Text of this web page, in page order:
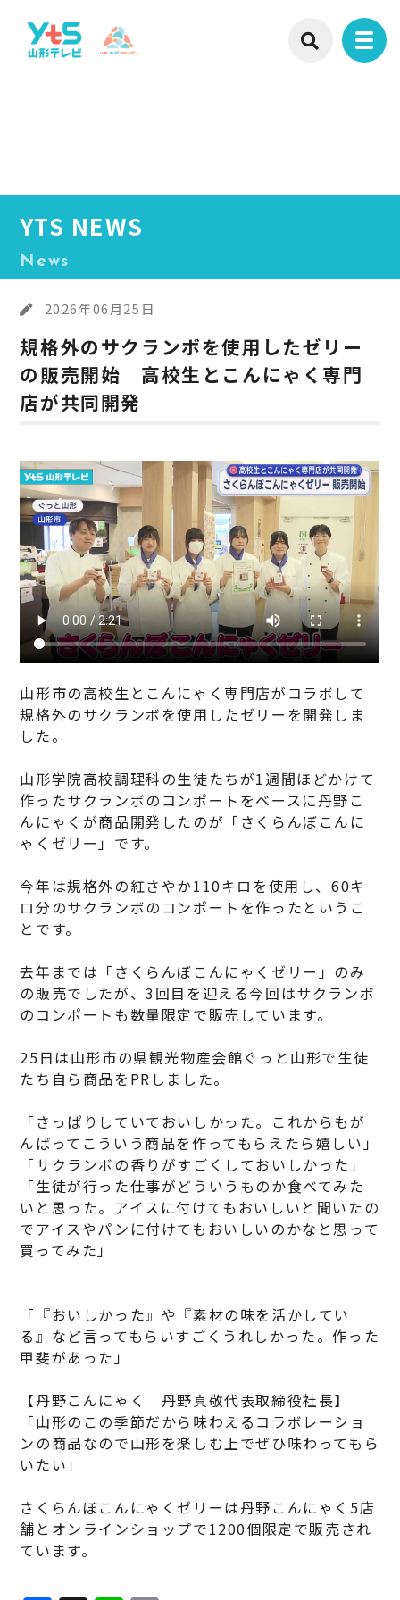
YTS NEWS
News
2026年06月25日
規格外のサクランボを使用したゼリー
の販売開始 高校生とこんにゃく専門
店が共同開発
山形市の高校生とこんにゃく専門店がコラボして
規格外のサクランボを使用したゼリーを開発しま
した。
山形学院高校調理科の生徒たちが1週間ほどかけて
作ったサクランボのコンポートをベースに丹野こ
んにゃくが商品開発したのが「さくらんぼこんに
ゃくゼリー」です。
今年は規格外の紅さやか110キロを使用し、60キ
ロ分のサクランボのコンポートを作ったというこ
とです。
去年までは「さくらんぼこんにゃくゼリー」のみ
の販売でしたが、3回目を迎える今回はサクランボ
のコンポートも数量限定で販売しています。
25日は山形市の県観光物産会館ぐっと山形で生徒
たち自ら商品をPRしました。
「さっぱりしていておいしかった。これからもが
んばってこういう商品を作ってもらえたら嬉しい」
「サクランボの香りがすごくしておいしかった」
「生徒が行った仕事がどういうものか食べてみた
いと思った。アイスに付けてもおいしいと聞いたの
でアイスやパンに付けてもおいしいのかなと思って
買ってみた」
「『おいしかった』や『素材の味を活かしてい
る』など言ってもらいすごくうれしかった。作った
甲斐があった」
【丹野こんにゃく 丹野真敬代表取締役社長】
「山形のこの季節だから味わえるコラボレーショ
ンの商品なので山形を楽しむ上でぜひ味わってもら
いたい」
さくらんぼこんにゃくゼリーは丹野こんにゃく5店
舗とオンラインショップで1200個限定で販売され
ています。